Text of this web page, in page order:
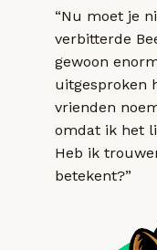
“Nu moet je
verbitterde
gewoon
uitgesproken
vrienden
omdat ik het
Heb ik
betekent?”